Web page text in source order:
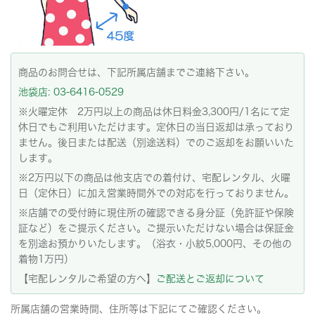
商品のお問合せは、下記所属店舗までご連絡下さい。
池袋店: 03-6416-0529
※火曜定休 2万円以上の商品は休日料金3,300円/1名にて定
休日でもご利用いただけます。定休日の当日返却は承っており
ません。後日または配送（別途送料）でのご返却をお願いいた
します。
※2万円以下の商品は他支店での着付け、宅配レンタル、火曜
日（定休日）に加え営業時間外での対応を行っておりません。
※店舗での受付時に現住所の確認できる身分証（免許証や保険
証など）をご提示ください。ご提示いただけない場合は保証金
を別途お預かりいたします。（浴衣・小紋5,000円、その他の
着物1万円）
【宅配レンタルご希望の方へ】
ご配送とご返却について
所属店舗の営業時間、住所等は下記にてご確認ください。